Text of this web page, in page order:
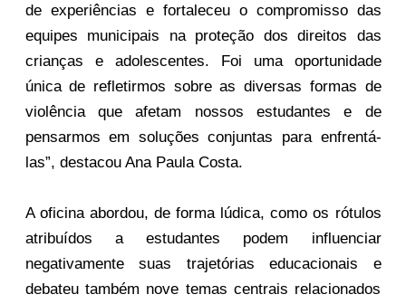
de experiências e fortaleceu o compromisso das
equipes municipais na proteção dos direitos das
crianças e adolescentes. Foi uma oportunidade
única de refletirmos sobre as diversas formas de
violência que afetam nossos estudantes e de
pensarmos em soluções conjuntas para enfrentá-
las”, destacou Ana Paula Costa.
A oficina abordou, de forma lúdica, como os rótulos
atribuídos a estudantes podem influenciar
negativamente suas trajetórias educacionais e
debateu também nove temas centrais relacionados